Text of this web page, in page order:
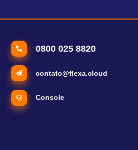
0800 025 8820
contato@flexa.cloud
Console